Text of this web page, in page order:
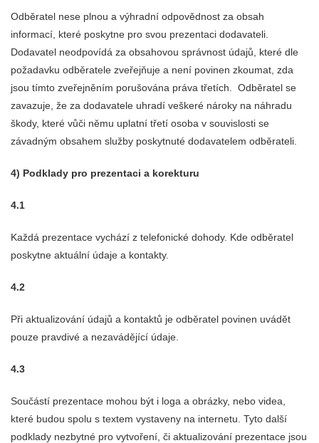
Odběratel nese plnou a výhradní odpovědnost za obsah
informací, které poskytne pro svou prezentaci dodavateli.
Dodavatel neodpovídá za obsahovou správnost údajů, které dle
požadavku odběratele zveřejňuje a není povinen zkoumat, zda
jsou tímto zveřejněním porušována práva třetích. Odběratel se
zavazuje, že za dodavatele uhradí veškeré nároky na náhradu
škody, které vůči němu uplatní třetí osoba v souvislosti se
závadným obsahem služby poskytnuté dodavatelem odběrateli.
4) Podklady pro prezentaci a korekturu
4.1
Každá prezentace vychází z telefonické dohody. Kde odběratel
poskytne aktuální údaje a kontakty.
4.2
Při aktualizování údajů a kontaktů je odběratel povinen uvádět
pouze pravdivé a nezavádějící údaje.
4.3
Součástí prezentace mohou být i loga a obrázky, nebo videa,
které budou spolu s textem vystaveny na internetu. Tyto další
podklady nezbytné pro vytvoření, či aktualizování prezentace jsou